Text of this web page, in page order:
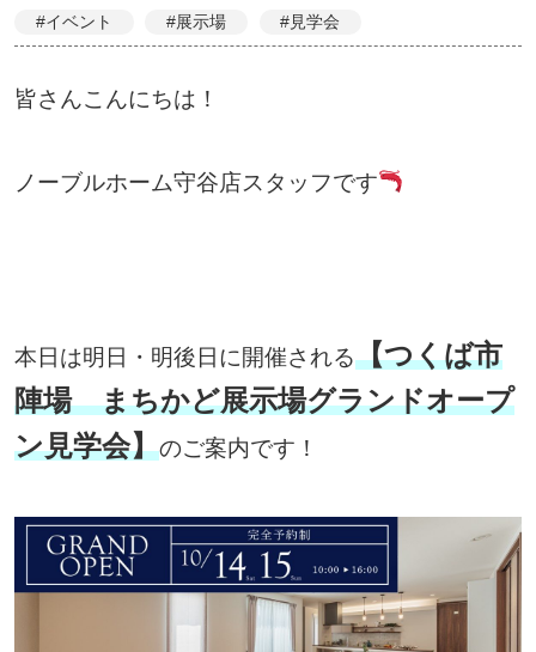
#イベント #展示場 #見学会
皆さんこんにちは！
ノーブルホーム守谷店スタッフです
本日は明日・明後日に開催される【つくば市
陣場 まちかど展示場グランドオープ
ン見学会】のご案内です！